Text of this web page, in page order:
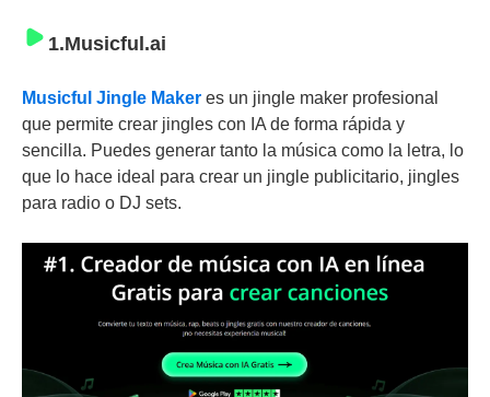
1.Musicful.ai
Musicful Jingle Maker es un jingle maker profesional
que permite crear jingles con IA de forma rápida y
sencilla. Puedes generar tanto la música como la letra, lo
que lo hace ideal para crear un jingle publicitario, jingles
para radio o DJ sets.